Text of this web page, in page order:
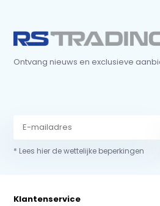
Ontvang nieuws en exclusieve
* Lees hier de wettelijke beperkingen
Klantenservice